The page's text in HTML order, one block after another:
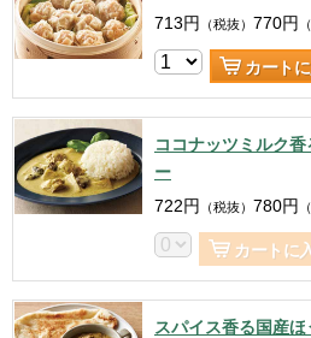
713円 （税抜） 770円
カート
ココナッツミルク
ー
722円 （税抜） 780円
カートに
スパイス香る国産